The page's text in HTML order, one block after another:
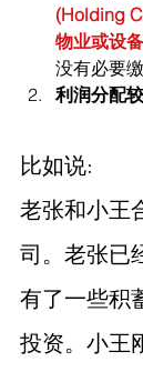
(Holding
物业或设
没有必要
利润分配
比如说:
老张和小王
司。老张已
有了一些积
投资。小王